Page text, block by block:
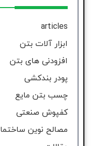
articles
ابزار آلات بتن
افزودنی های بتن
پودر بندکشی
چسب بتن مایع
کفپوش صنعتی
مصالح نوین